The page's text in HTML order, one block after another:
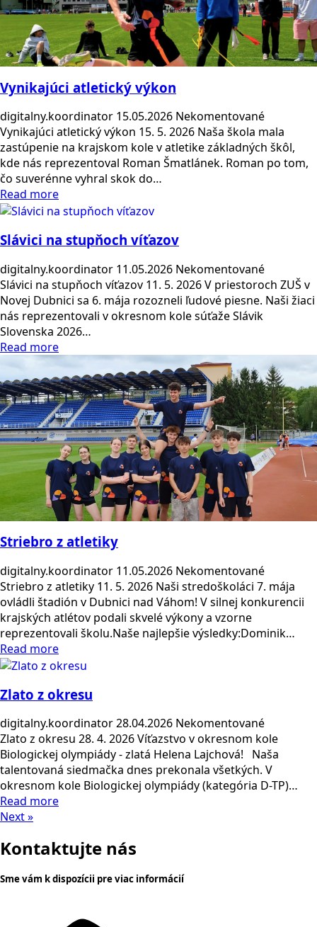
Vynikajúci atletický výkon
digitalny.koordinator 15.05.2026 Nekomentované
Vynikajúci atletický výkon 15. 5. 2026 Naša škola mala
zastúpenie na krajskom kole v atletike základných škôl,
kde nás reprezentoval Roman Šmatlánek. Roman po tom,
čo suverénne vyhral skok do…
Read more
Slávici na stupňoch víťazov
digitalny.koordinator 11.05.2026 Nekomentované
Slávici na stupňoch víťazov 11. 5. 2026 V priestoroch ZUŠ v
Novej Dubnici sa 6. mája rozozneli ľudové piesne. Naši žiaci
nás reprezentovali v okresnom kole súťaže Slávik
Slovenska 2026…
Read more
Striebro z atletiky
digitalny.koordinator 11.05.2026 Nekomentované
Striebro z atletiky 11. 5. 2026 Naši stredoškoláci 7. mája
ovládli štadión v Dubnici nad Váhom! V silnej konkurencii
krajských atlétov podali skvelé výkony a vzorne
reprezentovali školu.Naše najlepšie výsledky:Dominik…
Read more
Zlato z okresu
digitalny.koordinator28.04.2026 Nekomentované
Zlato z okresu 28. 4. 2026 Víťazstvo v okresnom kole
Biologickej olympiády - zlatá Helena Lajchová! Naša
talentovaná siedmačka dnes prekonala všetkých. V
okresnom kole Biologickej olympiády (kategória D-TP)…
Read more
Next »
Kontaktujte nás
Sme vám k dispozícii pre viac informácií